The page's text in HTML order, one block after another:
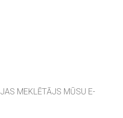
MEKLĒTĀJS MŪSU E-